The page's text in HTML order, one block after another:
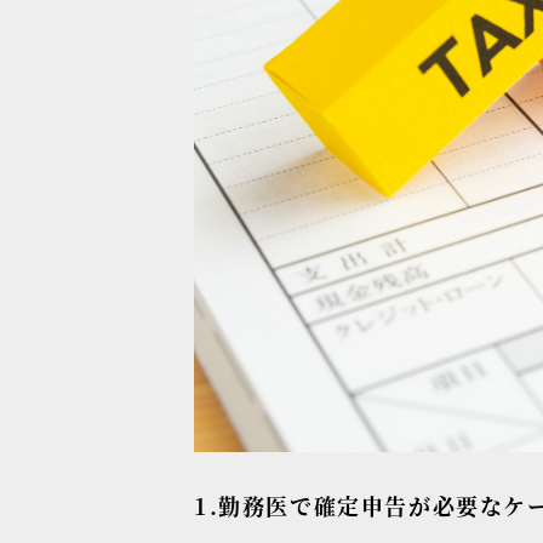
1.勤務医で確定申告が必要なケ